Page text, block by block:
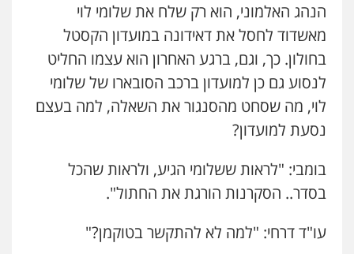
הנהג האלמוני, הוא רק שלח את שלומי לוי
מאשדוד לחסל את דאידונה במועדון הקסטל
בחולון. כך, וגם, ברגע האחרון הוא עצמו החליט
לנסוע גם כן למועדון ברכב הסובארו של שלומי
לוי, מה שסחט מהסנגור את השאלה, למה בעצם
נסעת למועדון?
בומבי: "לראות ששלומי הגיע, ולראות שהכל
בסדר.. הסקרנות הורגת את החתול".
עו"ד דרחי: "למה לא להתקשר בטוקמן?"